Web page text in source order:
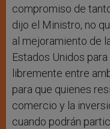
compromiso de
dijo el Ministro, no
al mejoramiento de
Estados Unidos
libremente entre
para que quienes
comercio y la
cuando podrán